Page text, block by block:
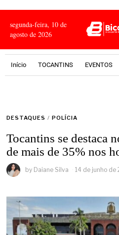
segunda-feira, 10 de
agosto de 2026
Início TOCANTINS EVENTOS
DESTAQUES / POLÍCIA
Tocantins se destaca
de mais de 35% nos
by Daiane Silva 14 de junho de